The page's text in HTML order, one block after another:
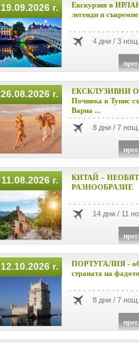
19.09.2026 г.
Екскурзия в
легенди и
4 дни / 3 нощ.
26.08.2026 г.
ЕКСКЛУЗИВНИ
Почивка в Тунис
Варна ...
8 дни / 7 нощ.
11.08.2026 г.
КИТАЙ –
РАЗНООБРАЗИЕ
14 дни / 11
12.10.2026 г.
ПОРТУГАЛИЯ -
страната на
8 дни / 7 нощ.